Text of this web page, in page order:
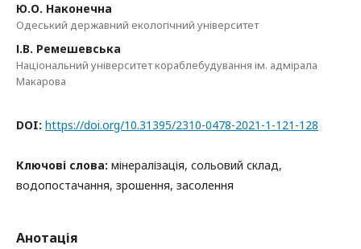
Ю.О. Наконечна
Одеський державний екологічний університет
І.В. Ремешевська
Національний університет кораблебудування ім. адмірала
Макарова
DOI: https://doi.org/10.31395/2310-0478-2021-1-121-128
Ключові слова: мінералізація, сольовий склад,
водопостачання, зрошення, засолення
Анотація